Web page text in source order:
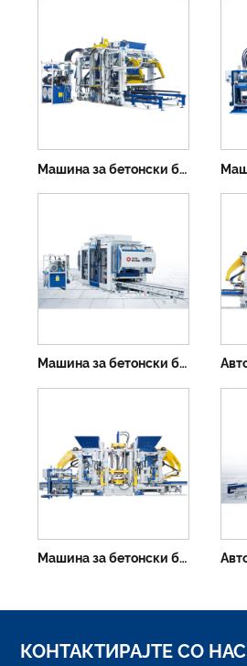
Машина за бетонски блок ZN900CG
Машина за бетонски блок ZN1200S
Машина за бетонски блок Zn2000c
КОНТАКТИРАЈТЕ СО НАС